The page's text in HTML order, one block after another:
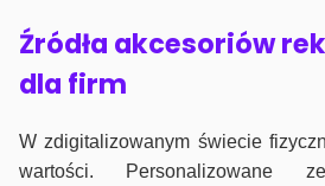
Źródła akcesoriów
dla firm
W zdigitalizowanym świecie
wartości. Personalizowane